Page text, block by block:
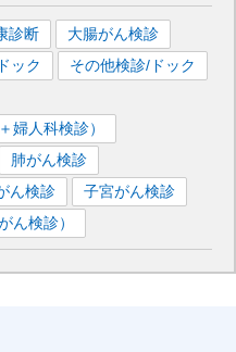
診断
大腸がん検診
ック
その他検診/ドック
婦人科検診）
肺がん検診
ん検診
子宮がん検診
ん検診）